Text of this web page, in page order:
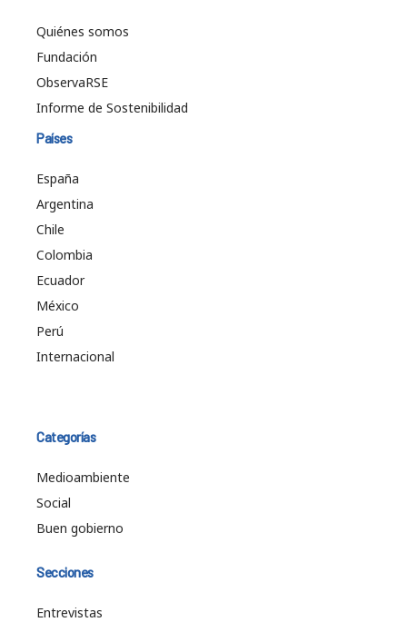
Quiénes somos
Fundación
ObservaRSE
Informe de Sostenibilidad
Países
España
Argentina
Chile
Colombia
Ecuador
México
Perú
Internacional
Categorías
Medioambiente
Social
Buen gobierno
Secciones
Entrevistas